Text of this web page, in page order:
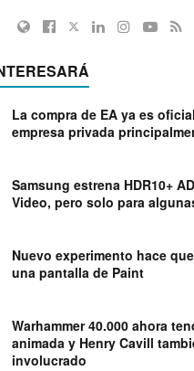
La compra de EA ya es
empresa privada
Samsung estrena HDR10+
Video, pero solo para
Nuevo experimento hace que
una pantalla de Paint
Warhammer 40.000 ahora
animada y Henry Cavill
involucrado